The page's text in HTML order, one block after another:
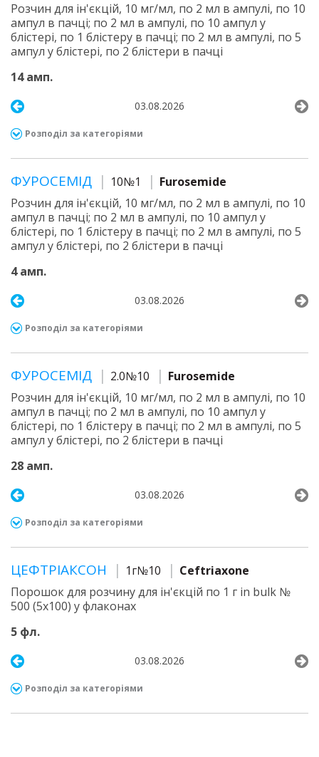
Розчин для ін'єкцій, 10 мг/мл, по 2 мл в ампулі, по 10
ампул в пачці; по 2 мл в ампулі, по 10 ампул у
блістері, по 1 блістеру в пачці; по 2 мл в ампулі, по 5
ампул у блістері, по 2 блістери в пачці
14 амп.
03.08.2026
Розподіл за категоріями
ФУРОСЕМІД 10№1
Furosemide
Розчин для ін'єкцій, 10 мг/мл, по 2 мл в ампулі, по 10
ампул в пачці; по 2 мл в ампулі, по 10 ампул у
блістері, по 1 блістеру в пачці; по 2 мл в ампулі, по 5
ампул у блістері, по 2 блістери в пачці
4 амп.
03.08.2026
Розподіл за категоріями
ФУРОСЕМІД 2.0№10
Furosemide
Розчин для ін'єкцій, 10 мг/мл, по 2 мл в ампулі, по 10
ампул в пачці; по 2 мл в ампулі, по 10 ампул у
блістері, по 1 блістеру в пачці; по 2 мл в ампулі, по 5
ампул у блістері, по 2 блістери в пачці
28 амп.
03.08.2026
Розподіл за категоріями
ЦЕФТРІАКСОН 1г№10
Ceftriaxone
Порошок для розчину для ін'єкцій по 1 г in bulk №
500 (5х100) у флаконах
5 фл.
03.08.2026
Розподіл за категоріями